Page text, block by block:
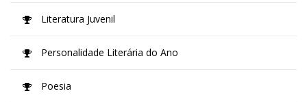
Literatura Juvenil
Personalidade Literária do Ano
Poesia